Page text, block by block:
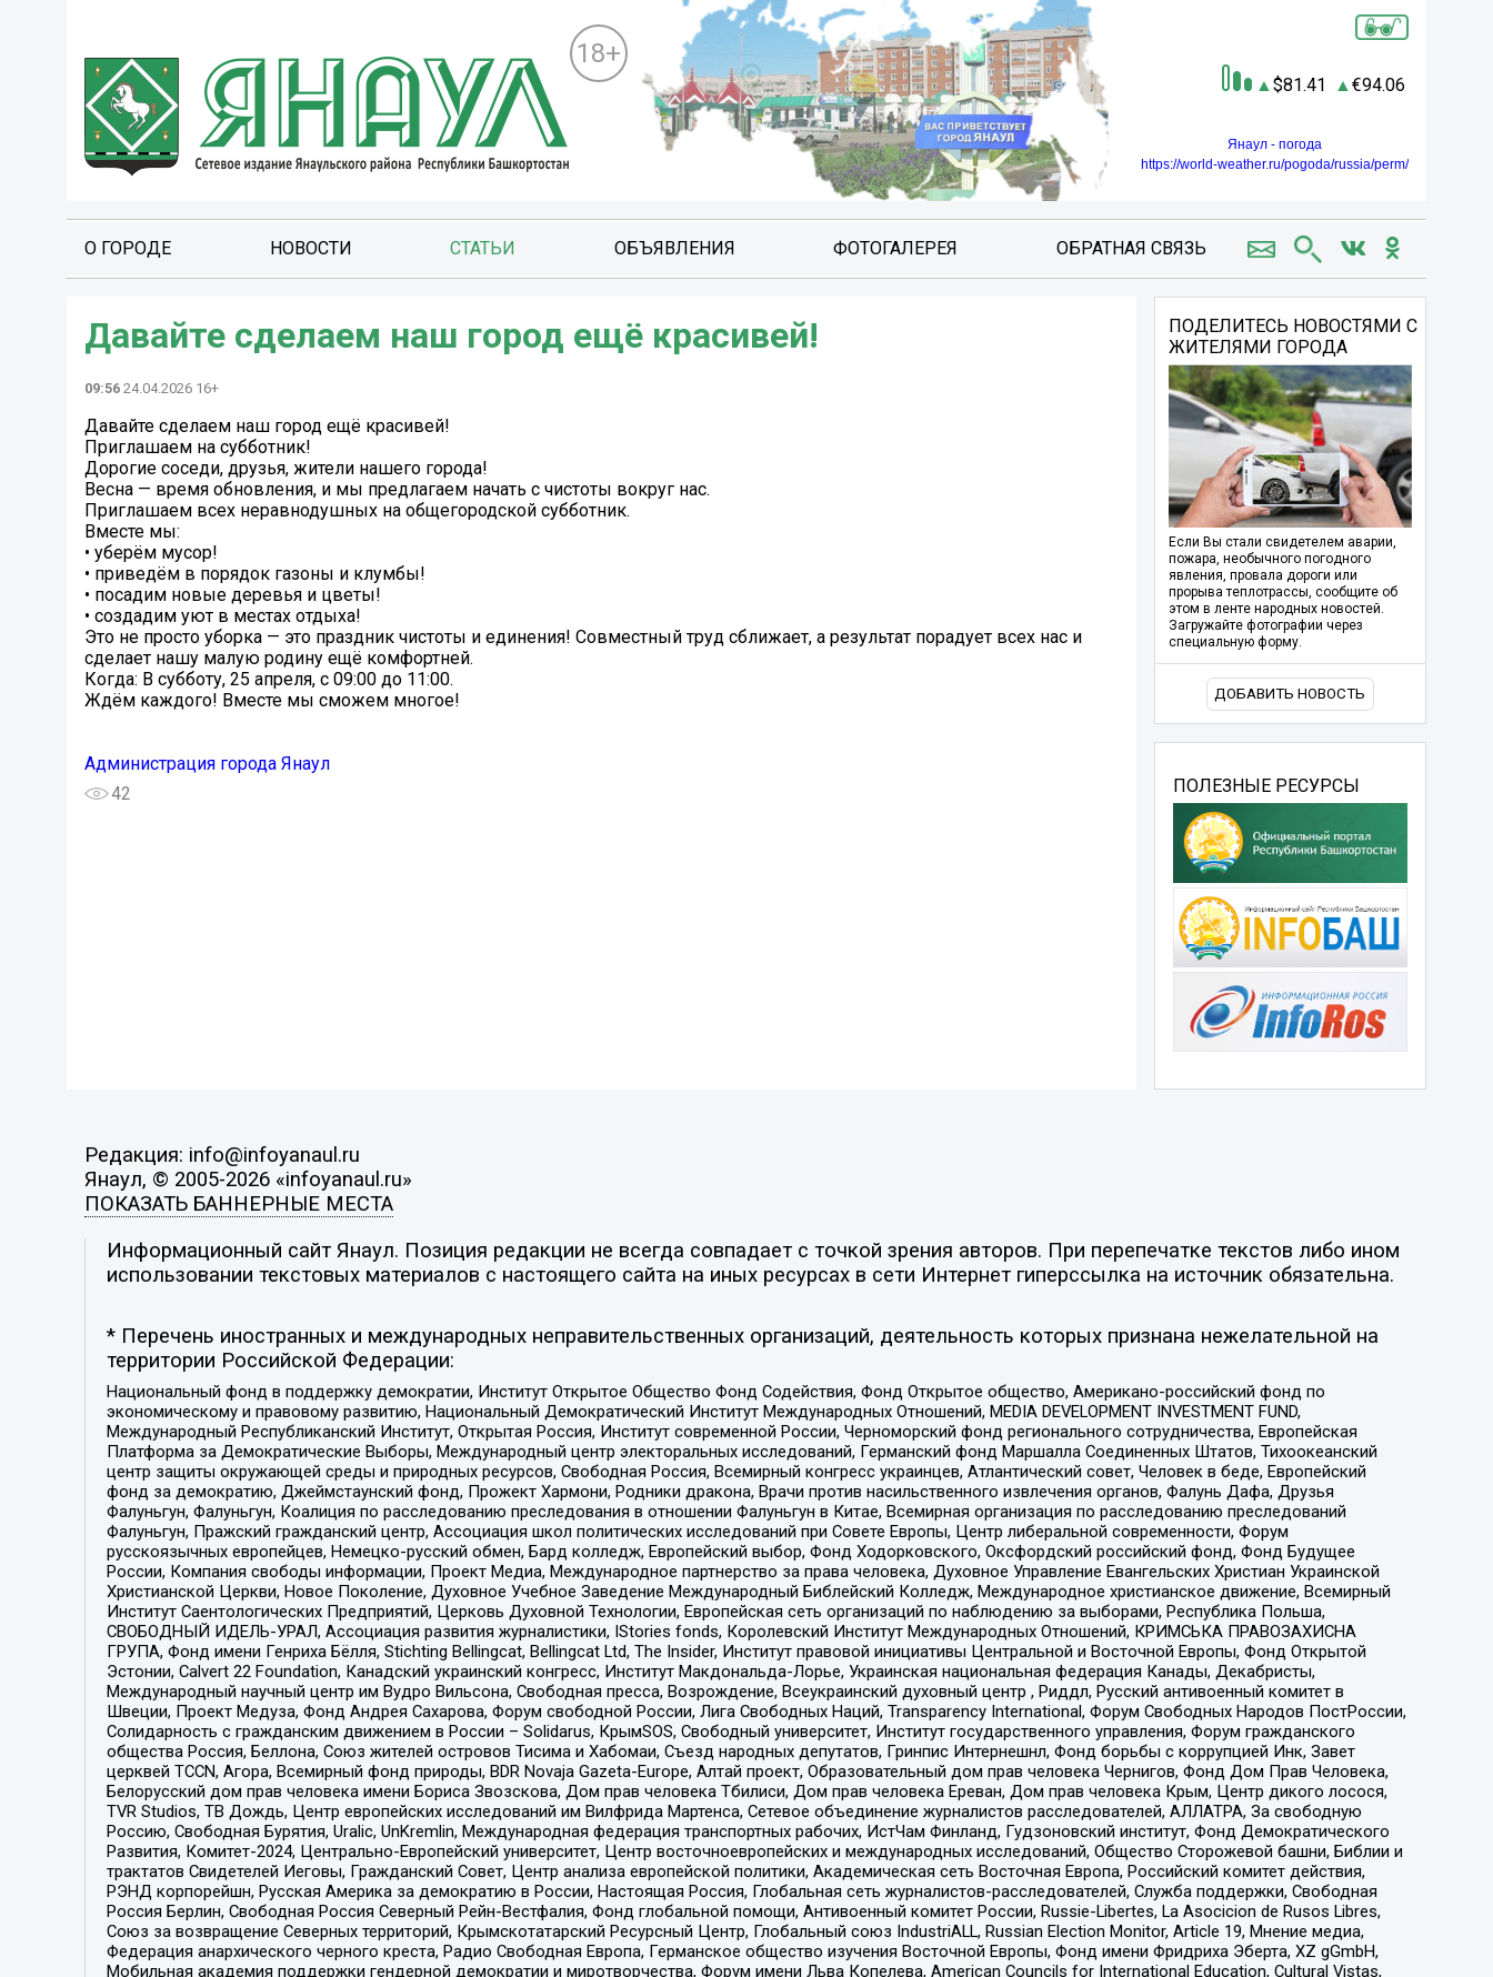
18+
81.41 94.06
Янаул - погода
https://world-weather.ru/pogoda/russia/perm/
О ГОРОДЕ НОВОСТИ СТАТЬИ ОБЪЯВЛЕНИЯ ФОТОГАЛЕРЕЯ ОБРАТНАЯ СВЯЗЬ
Давайте сделаем наш город ещё красивей!
09:56 24.04.2026 16+
Давайте сделаем наш город ещё красивей!
Приглашаем на субботник!
Дорогие соседи, друзья, жители нашего города!
Весна — время обновления, и мы предлагаем начать с чистоты вокруг нас.
Приглашаем всех неравнодушных на общегородской субботник.
Вместе мы:
• уберём мусор!
• приведём в порядок газоны и клумбы!
• посадим новые деревья и цветы!
• создадим уют в местах отдыха!
Это не просто уборка — это праздник чистоты и единения! Совместный труд сближает, а результат порадует всех нас и
сделает нашу малую родину ещё комфортней.
Когда: В субботу, 25 апреля, с 09:00 до 11:00.
Ждём каждого! Вместе мы сможем многое!
Администрация города Янаул
42
ПОДЕЛИТЕСЬ НОВОСТЯМИ С
ЖИТЕЛЯМИ ГОРОДА
Если Вы стали свидетелем аварии,
пожара, необычного погодного
явления, провала дороги или
прорыва теплотрассы, сообщите об
этом в ленте народных новостей.
Загружайте фотографии через
специальную форму.
ДОБАВИТЬ НОВОСТЬ
ПОЛЕЗНЫЕ РЕСУРСЫ
Редакция: info@infoyanaul.ru
Янаул, © 2005-2026 «infoyanaul.ru»
ПОКАЗАТЬ БАННЕРНЫЕ МЕСТА
Информационный сайт Янаул. Позиция редакции не всегда совпадает с точкой зрения авторов. При перепечатке текстов либо ином
использовании текстовых материалов с настоящего сайта на иных ресурсах в сети Интернет гиперссылка на источник обязательна.
* Перечень иностранных и международных неправительственных организаций, деятельность которых признана нежелательной на
территории Российской Федерации:
Национальный фонд в поддержку демократии, Институт Открытое Общество Фонд Содействия, Фонд Открытое общество, Американо-российский фонд по
экономическому и правовому развитию, Национальный Демократический Институт Международных Отношений, MEDIA DEVELOPMENT INVESTMENT FUND,
Международный Республиканский Институт, Открытая Россия, Институт современной России, Черноморский фонд регионального сотрудничества, Европейская
Платформа за Демократические Выборы, Международный центр электоральных исследований, Германский фонд Маршалла Соединенных Штатов, Тихоокеанский
центр защиты окружающей среды и природных ресурсов, Свободная Россия, Всемирный конгресс украинцев, Атлантический совет, Человек в беде, Европейский
фонд за демократию, Джеймстаунский фонд, Прожект Хармони, Родники дракона, Врачи против насильственного извлечения органов, Фалунь Дафа, Друзья
Фалуньгун, Фалуньгун, Коалиция по расследованию преследования в отношении Фалуньгун в Китае, Всемирная организация по расследованию преследований
Фалуньгун, Пражский гражданский центр, Ассоциация школ политических исследований при Совете Европы, Центр либеральной современности, Форум
русскоязычных европейцев, Немецко-русский обмен, Бард колледж, Европейский выбор, Фонд Ходорковского, Оксфордский российский фонд, Фонд Будущее
России, Компания свободы информации, Проект Медиа, Международное партнерство за права человека, Духовное Управление Евангельских Христиан Украинской
Христианской Церкви, Новое Поколение, Духовное Учебное Заведение Международный Библейский Колледж, Международное христианское движение, Всемирный
Институт Саентологических Предприятий, Церковь Духовной Технологии, Европейская сеть организаций по наблюдению за выборами, Республика Польша,
СВОБОДНЫЙ ИДЕЛЬ-УРАЛ, Ассоциация развития журналистики, IStories fonds, Королевский Институт Международных Отношений, КРИМСЬКА ПРАВОЗАХИСНА
ГРУПА, Фонд имени Генриха Бёлля, Stichting Bellingcat, Bellingcat Ltd, The Insider, Институт правовой инициативы Центральной и Восточной Европы, Фонд Открытой
Эстонии, Calvert 22 Foundation, Канадский украинский конгресс, Институт Макдональда-Лорье, Украинская национальная федерация Канады, Декабристы,
Международный научный центр им Вудро Вильсона, Свободная пресса, Возрождение, Всеукраинский духовный центр , Риддл, Русский антивоенный комитет в
Швеции, Проект Медуза, Фонд Андрея Сахарова, Форум свободной России, Лига Свободных Наций, Transparеncy International, Форум Свободных Народов ПостРоссии,
Солидарность с гражданским движением в России – Solidarus, КрымSOS, Свободный университет, Институт государственного управления, Форум гражданского
общества Россия, Беллона, Союз жителей островов Тисима и Хабомаи, Съезд народных депутатов, Гринпис Интернешнл, Фонд борьбы с коррупцией Инк, Завет
церквей TCCN, Агора, Всемирный фонд природы, BDR Novaja Gazeta-Europe, Алтай проект, Образовательный дом прав человека Чернигов, Фонд Дом Прав Человека,
Белорусский дом прав человека имени Бориса Звозскова, Дом прав человека Тбилиси, Дом прав человека Ереван, Дом прав человека Крым, Центр дикого лосося,
TVR Studios, ТВ Дождь, Центр европейских исследований им Вилфрида Мартенса, Сетевое объединение журналистов расследователей, АЛЛАТРА, За свободную
Россию, Свободная Бурятия, Uralic, UnKremlin, Международная федерация транспортных рабочих, ИстЧам Финланд, Гудзоновский институт, Фонд Демократического
Развития, Комитет-2024, Центрально-Европейский университет, Центр восточноевропейских и международных исследований, Общество Сторожевой башни, Библии и
трактатов Свидетелей Иеговы, Гражданский Совет, Центр анализа европейской политики, Академическая сеть Восточная Европа, Российский комитет действия,
РЭНД корпорейшн, Русская Америка за демократию в России, Настоящая Россия, Глобальная сеть журналистов-расследователей, Служба поддержки, Свободная
Россия Берлин, Свободная Россия Северный Рейн-Вестфалия, Фонд глобальной помощи, Антивоенный комитет России, Russie-Libertes, La Asocicion de Rusos Libres,
Союз за возвращение Северных территорий, Крымскотатарский Ресурсный Центр, Глобальный союз IndustriALL, Russian Election Monitor, Article 19, Мнение медиа,
Федерация анархического черного креста, Радио Свободная Европа, Германское общество изучения Восточной Европы, Фонд имени Фридриха Эберта, XZ gGmbH,
Мобильная академия поддержки гендерной демократии и миротворчества, Форум имени Льва Копелева, American Councils for International Education, Cultural Vistas,